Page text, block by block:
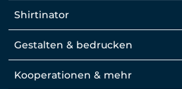
Shirtinator
Gestalten & bedrucken
Kooperationen & mehr